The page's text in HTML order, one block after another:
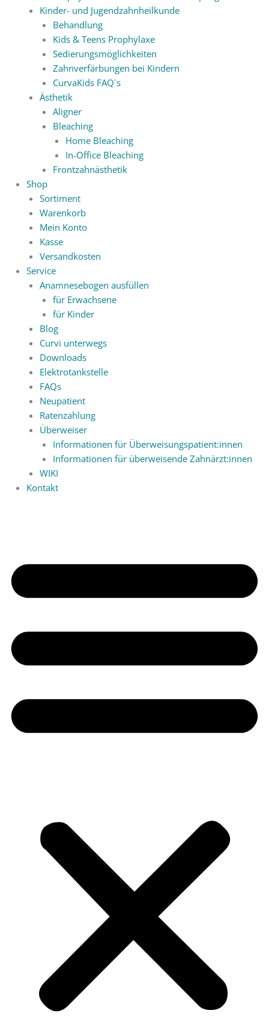
Kinder- und Jugendzahnheilkunde
Behandlung
Kids & Teens Prophylaxe
Sedierungsmöglichkeiten
Zahnverfärbungen bei Kindern
CurvaKids FAQ´s
Ästhetik
Aligner
Bleaching
Home Bleaching
In-Office Bleaching
Frontzahnästhetik
Shop
Sortiment
Warenkorb
Mein Konto
Kasse
Versandkosten
Service
Anamnesebogen ausfüllen
für Erwachsene
für Kinder
Blog
Curvi unterwegs
Downloads
Elektrotankstelle
FAQs
Neupatient
Ratenzahlung
Überweiser
Informationen für Überweisungspatient:innen
Informationen für überweisende Zahnärzt:innen
WIKI
Kontakt